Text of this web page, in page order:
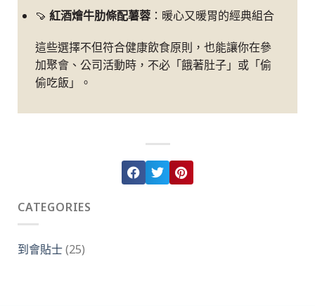
🍠 紅酒燴牛肋條配薯蓉 ：暖心又暖胃的經典組合
這些選擇不但符合健康飲食原則，也能讓你在參
加聚會、公司活動時，不必「餓著肚子」或「偷
偷吃飯」。
CATEGORIES
到會貼士(25)